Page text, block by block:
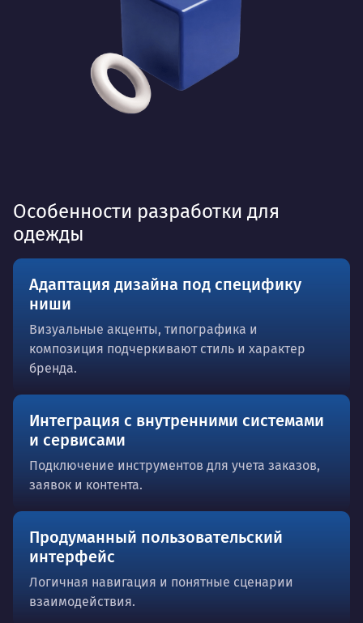
Особенности разработки для
одежды
Адаптация дизайна под специфику
ниши
Визуальные акценты, типографика и
композиция подчеркивают стиль и характер
бренда.
Интеграция с внутренними системами
и сервисами
Подключение инструментов для учета заказов,
заявок и контента.
Продуманный пользовательский
интерфейс
Логичная навигация и понятные сценарии
взаимодействия.